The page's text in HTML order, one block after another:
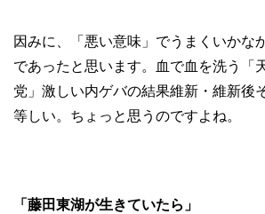
因みに、「悪い意味」でうまくいかな
であったと思います。血で血を洗う「
党」激しい内ゲバの結果維新・維新後
等しい。ちょっと思うのですよね。
「藤田東湖が生きていたら」